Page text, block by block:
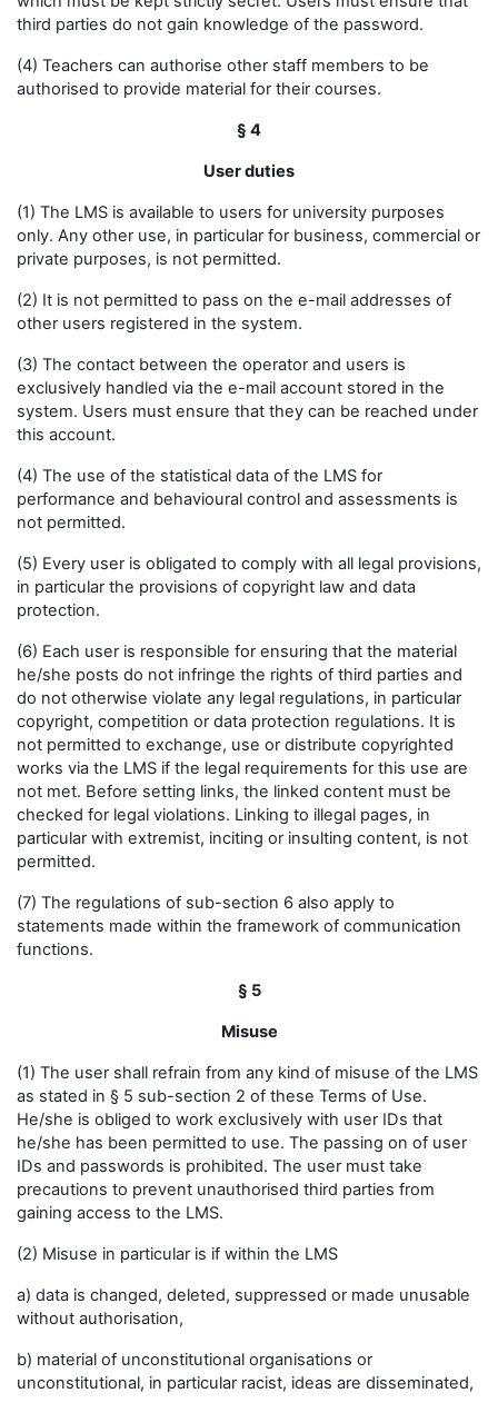
third parties do not gain knowledge of the password.
(4) Teachers can authorise other staff members to be
authorised to provide material for their courses.
§ 4
User duties
(1) The LMS is available to users for university purposes
only. Any other use, in particular for business, commercial or
private purposes, is not permitted.
(2) It is not permitted to pass on the e-mail addresses of
other users registered in the system.
(3) The contact between the operator and users is
exclusively handled via the e-mail account stored in the
system. Users must ensure that they can be reached under
this account.
(4) The use of the statistical data of the LMS for
performance and behavioural control and assessments is
not permitted.
(5) Every user is obligated to comply with all legal provisions,
in particular the provisions of copyright law and data
protection.
(6) Each user is responsible for ensuring that the material
he/she posts do not infringe the rights of third parties and
do not otherwise violate any legal regulations, in particular
copyright, competition or data protection regulations. It is
not permitted to exchange, use or distribute copyrighted
works via the LMS if the legal requirements for this use are
not met. Before setting links, the linked content must be
checked for legal violations. Linking to illegal pages, in
particular with extremist, inciting or insulting content, is not
permitted.
(7) The regulations of sub-section 6 also apply to
statements made within the framework of communication
functions.
§ 5
Misuse
(1) The user shall refrain from any kind of misuse of the LMS
as stated in § 5 sub-section 2 of these Terms of Use.
He/she is obliged to work exclusively with user IDs that
he/she has been permitted to use. The passing on of user
IDs and passwords is prohibited. The user must take
precautions to prevent unauthorised third parties from
gaining access to the LMS.
(2) Misuse in particular is if within the LMS
a) data is changed, deleted, suppressed or made unusable
without authorisation,
b) material of unconstitutional organisations or
unconstitutional, in particular racist, ideas are disseminated,